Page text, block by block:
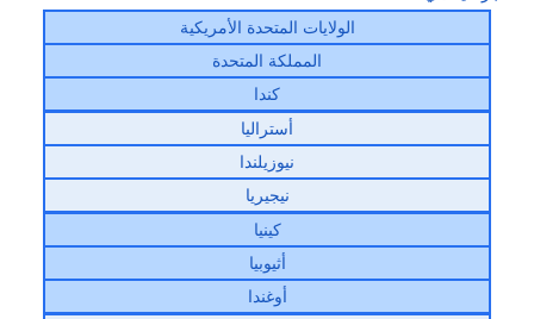
الولايات المتحدة الأمريكية
المملكة المتحدة
كندا
أستراليا
نيوزيلندا
نيجيريا
كينيا
أثيوبيا
أوغندا